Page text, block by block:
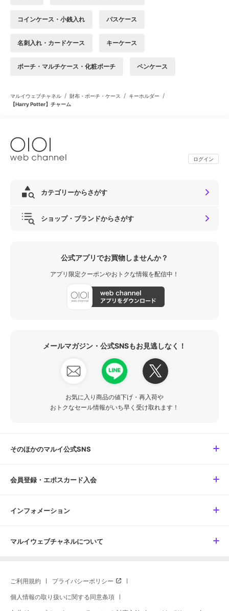
コインケース・小銭入れ パスケース
名刺入れ・カードケース キーケース
ポーチ・マルチケース・化粧ポーチ ペンケース
マルイウェブチャネル / 財布・ポーチ・ケース / キーホルダー /
【Harry Potter】チャーム
ログイン
カテゴリーからさがす
ショップ・ブランドからさがす
公式アプリでお買物しませんか？
アプリ限定クーポンやおトクな情報を配信中！
メールマガジン・公式SNSもお見逃しなく！
お気に入り商品の値下げ・再入荷や
おトクなセール情報がいち早く受け取れます！
そのほかのマルイ公式SNS
会員登録・エポスカード入会
インフォメーション
マルイウェブチャネルについて
ご利用規約 プライバシーポリシー
個人情報の取り扱いに関する同意条項